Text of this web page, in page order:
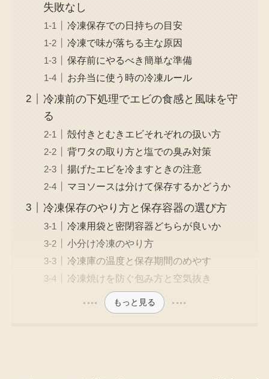
失敗なし
冷凍保存での日持ちの目安
冷凍で味が落ちる主な原因
保存前にやるべき簡単な準備
お弁当に使う時の冷凍ルール
冷凍前の下処理でエビの食感と風味を守
る
殻付きとむきエビそれぞれの扱い方
背ワタの取り方と塩での臭み対策
揚げたエビを冷ますときの注意
マヨソースは分けて保存するかどうか
冷凍保存のやり方と保存容器の選び方
冷凍用袋と密閉容器どちらが良いか
小分け冷凍のやり方
冷凍庫の温度と保存期間のめやす
冷凍焼けを防ぐ包み方と空気抜き
もっと見る